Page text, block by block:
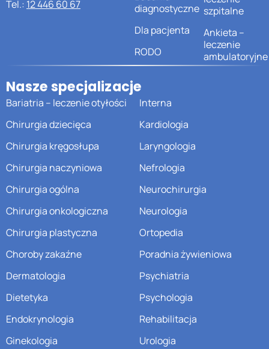
Tel.: 12 446 60 67
diagnostyczne
Dla pacjenta
RODO
szpitalne
Ankieta –
leczenie
ambulatoryjne
Nasze specjalizacje
Bariatria – leczenie otyłości
Chirurgia dziecięca
Chirurgia kręgosłupa
Chirurgia naczyniowa
Chirurgia ogólna
Chirurgia onkologiczna
Chirurgia plastyczna
Choroby zakaźne
Dermatologia
Dietetyka
Endokrynologia
Ginekologia
Interna
Kardiologia
Laryngologia
Nefrologia
Neurochirurgia
Neurologia
Ortopedia
Poradnia żywieniowa
Psychiatria
Psychologia
Rehabilitacja
Urologia